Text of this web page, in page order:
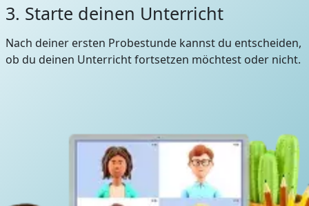
3. Starte deinen Unterricht
Nach deiner ersten Probestunde kannst du entscheiden,
ob du deinen Unterricht fortsetzen möchtest oder nicht.